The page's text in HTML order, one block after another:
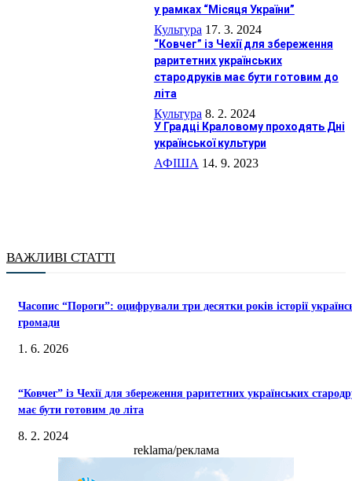
у рамках “Місяця України”
Культура 17. 3. 2024
“Ковчег” із Чехії для збереження
раритетних українських
стародруків має бути готовим до
літа
Культура 8. 2. 2024
У Градці Краловому проходять Дні
української культури
АФIША 14. 9. 2023
ВАЖЛИВІ СТАТТІ
Часопис “Пороги”: оцифрували три десятки років історії
громади
1. 6. 2026
“Ковчег” із Чехії для збереження раритетних українських
має бути готовим до літа
8. 2. 2024
reklama/реклама